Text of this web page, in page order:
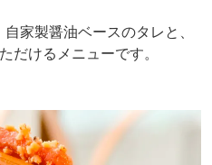
家製醤油ベースのタレと、
だけるメニューです。